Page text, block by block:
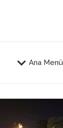
Ana Menü